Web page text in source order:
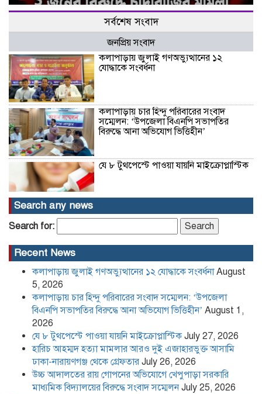
সর্বশেষ সংবাদ
জনপ্রিয় সংবাদ
কলাপাড়ায় জুলাই গণঅভ্যুত্থানের ১২
যোদ্ধাকে সংবর্ধনা
কলাপাড়ায় চার হিন্দু পরিবারের সংবাদ
সম্মেলন: ‘উপজেলা বিএনপি সভাপতির
বিরুদ্ধে আনা অভিযোগ ভিত্তিহীন’
যে ৮ টুথপেস্টে পাওয়া যায়নি মাইক্রোপ্লাস্টিক
হারিচ আহম্মদ হত্যা মামলার আরও দুই
এজাহারভুক্ত আসামি ঢাকা-নারায়ণগঞ্জ থেকে
উচ্চ আদালতের রায় গোপনের অভিযোগে
বিরুদ্ধে সংবাদ সম্মেলন
২০২৬-২০২৭ কমিটি গঠন
পদত্যাগ করলেন রাষ্ট্রপতি
Search any news
Search for:
Recent News
কলাপাড়ায় জুলাই গণঅভ্যুত্থানের ১২ যোদ্ধাকে সংবর্ধনা August
5, 2026
কলাপাড়ায় চার হিন্দু পরিবারের সংবাদ সম্মেলন: ‘উপজেলা
বিএনপি সভাপতির বিরুদ্ধে আনা অভিযোগ ভিত্তিহীন’ August 1,
2026
যে ৮ টুথপেস্টে পাওয়া যায়নি মাইক্রোপ্লাস্টিক July 27, 2026
হারিচ আহম্মদ হত্যা মামলার আরও দুই এজাহারভুক্ত আসামি
ঢাকা-নারায়ণগঞ্জ থেকে গ্রেফতার July 26, 2026
উচ্চ আদালতের রায় গোপনের অভিযোগে খেপুপাড়া সরকারি
মাধ্যমিক বিদ্যালয়ের বিরুদ্ধে সংবাদ সম্মেলন July 25, 2026